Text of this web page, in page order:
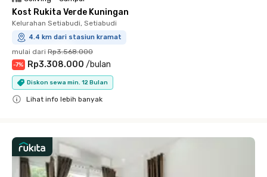
Kost Rukita Verde Kuningan
Kelurahan Setiabudi, Setiabudi
4.4 km dari stasiun kramat
mulai dari Rp3.568.000
-7% Rp3.308.000 /bulan
Diskon sewa min. 12 Bulan
Lihat info lebih banyak